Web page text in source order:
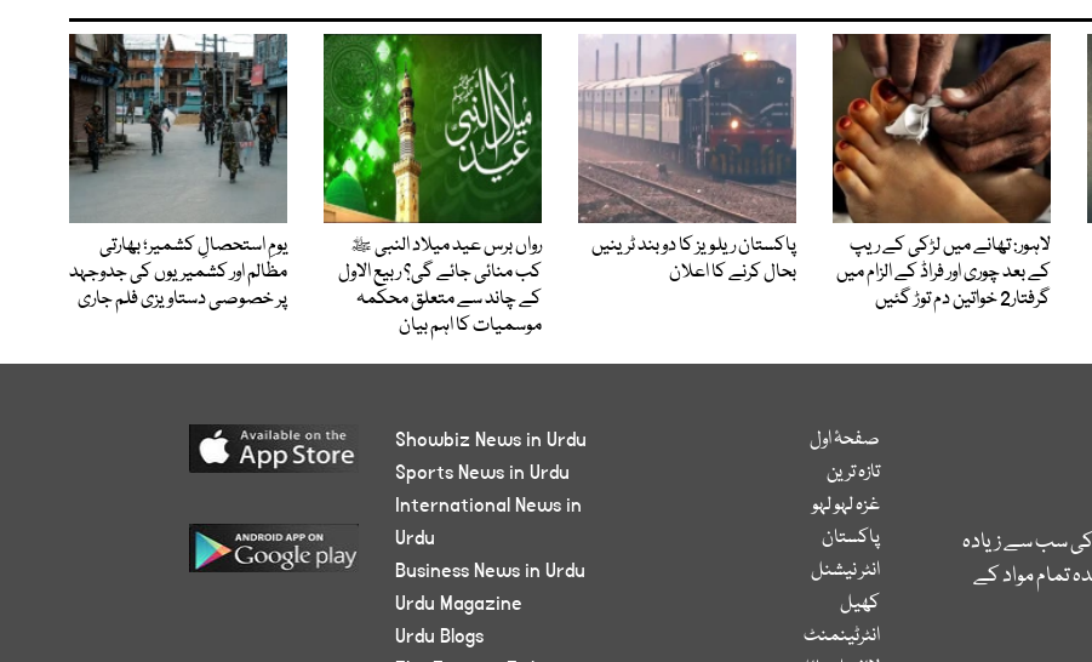
لاہور: تھانے میں لڑکی کے ریپ
کے بعد چوری اور فراڈ کے الزام میں
گرفتار2 خواتین دم توڑ گئیں
پاکستان ریلویز کا دو بند ٹرینیں
بحال کرنے کا اعلان
رواں برس عید میلاد النبی ﷺ
کب منائی جائے گی؟ ربیع الاول
کے چاند سے متعلق محکمہ
موسمیات کا اہم بیان
یومِ استحصالِ کشمیر؛ بھارتی
مظالم اور کشمیریوں کی جدوجہد
پر خصوصی دستاویزی فلم جاری
کی سب سے زیادہ
تمام مواد کے
صفحۂ اول
تازہ ترین
غزہ لہو لہو
پاکستان
انٹر نیشنل
کھیل
انٹرٹینمنٹ
Showbiz News in Urdu
Sports News in Urdu
International News in
Urdu
Business News in Urdu
Urdu Magazine
Urdu Blogs